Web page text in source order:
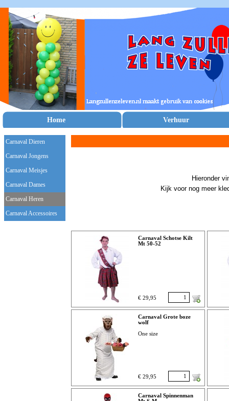
Home Verhuur
Carnaval Dieren
Carnaval Jongens
Carnaval Meisjes
Carnaval Dames
Carnaval Heren
Carnaval Accessoires
Hieronder
Kijk voor nog meer
Carnaval Schotse Kilt
Mt 50-52
€ 29,95
Carnaval Grote boze
wolf
One size
€ 29,95
Carnaval Spinnenman